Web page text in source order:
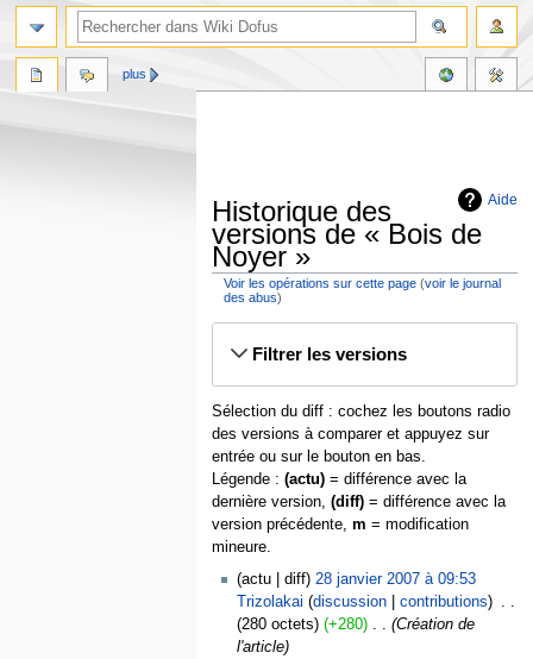
Aide
Historique des
versions de « Bois de
Noyer »
Voir les opérations sur cette page (voir le journal
des abus)
Filtrer les versions
Sélection du diff : cochez les boutons radio
des versions à comparer et appuyez sur
entrée ou sur le bouton en bas.
Légende : (actu)= différence avec la
dernière version, (diff)= différence avec la
version précédente, m = modification
mineure.
actu
diff
28 janvier 2007 à 09:53
Trizolakai
discussion contributions
280 octets
+280
Création de
l'article
plus